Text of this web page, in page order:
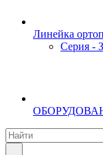
Линейка
Серия -